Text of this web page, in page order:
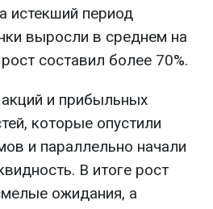
истекший период
выросли в среднем на
составил более 70%.
и прибыльных
которые опустили
и параллельно начали
В итоге рост
ожидания, а